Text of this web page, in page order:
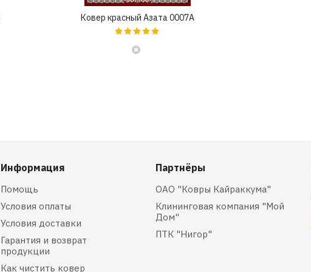
Ковер красный Азата 0007A
Информация
Помощь
Условия оплаты
Условия доставки
Гарантия и возврат
продукции
Как чистить ковер
Партнёры
ОАО "Ковры Кайраккума"
Клининговая компания "Мой
Дом"
ПТК "Нигор"